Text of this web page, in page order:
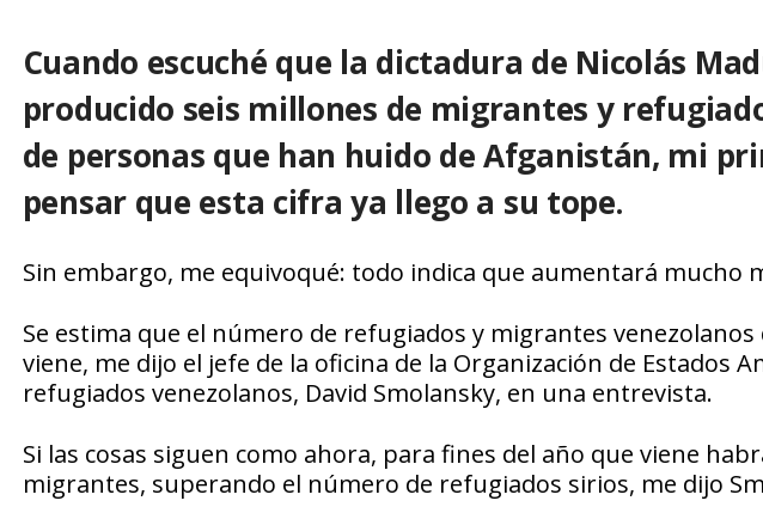
Cuando escuché que la dictadura de Nicolás
producido seis millones de migrantes y
de personas que han huido de Afganistán, mi
pensar que esta cifra ya llego a su tope.
Sin embargo, me equivoqué: todo indica que aumentará mucho
Se estima que el número de refugiados y migrantes
viene, me dijo el jefe de la oficina de la Organización de Estados
refugiados venezolanos, David Smolansky, en una entrevista.
Si las cosas siguen como ahora, para fines del año que viene
migrantes, superando el número de refugiados sirios, me dijo